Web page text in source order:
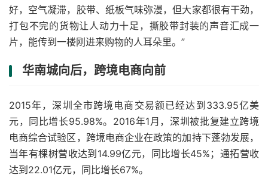
好，空气凝滞，胶带、纸板气味弥漫，但大家都很有干劲，
打包不完的货物让人动力十足，撕胶带封装的声音汇成一
片，能传到一楼刚进来购物的人耳朵里。”
华南城向后，跨境电商向前
2015年，深圳全市跨境电商交易额已经达到333.95亿美
元，同比增长95.98%。2016年1月，深圳被批复建立跨境
电商综合试验区，跨境电商企业在政策的加持下蓬勃发展，
当年有棵树营收达到14.99亿元，同比增长45%；通拓营收
达到22.01亿元，同比增长67%。